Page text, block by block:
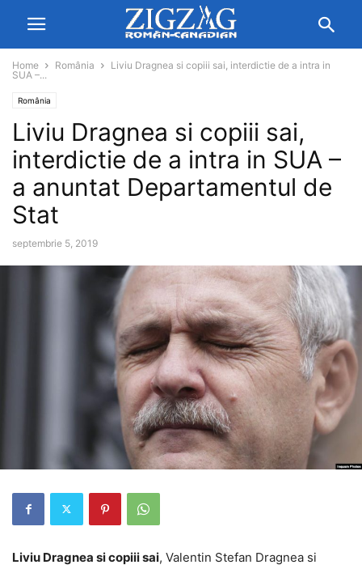
Home România
Liviu Dragnea si copiii sai, interdictie de a intra in
SUA –...
România
Liviu Dragnea si copiii sai,
interdictie de a intra in SUA –
a anuntat Departamentul de
Stat
septembrie 5, 2019
Liviu Dragnea si copiii sai, Valentin Stefan Dragnea si